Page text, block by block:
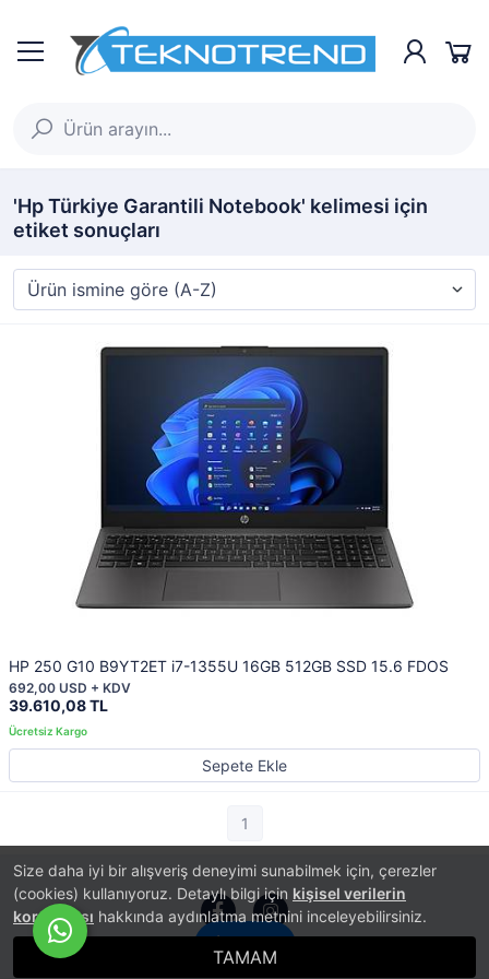
Size daha iyi bir alışveriş deneyimi sunabilmek için, çerezler
(cookies) kullanıyoruz. Detaylı bilgi için kişisel verilerin
korunması hakkında aydınlatma metnini inceleyebilirsiniz.
TAMAM
'Hp Türkiye Garantili Notebook' kelimesi için
etiket sonuçları
HP 250 G10 B9YT2ET i7-1355U 16GB 512GB SSD 15.6 FDOS
39.610,08 TL
692,00 USD + KDV
Sepete Ekle
1
İletişim
E-Ticaret Sistemi